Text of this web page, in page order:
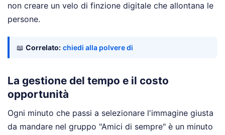
non creare un velo di finzione digitale che allontana le
persone.
📖 Correlato: chiedi alla polvere di
La gestione del tempo e il costo
opportunità
Ogni minuto che passi a selezionare l'immagine giusta
da mandare nel gruppo "Amici di sempre" è un minuto